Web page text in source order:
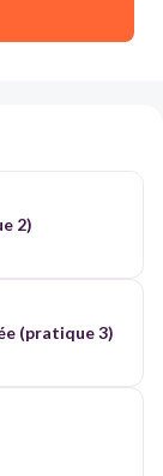
2)
(pratique 3)